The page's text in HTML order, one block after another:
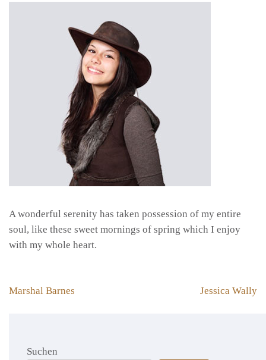
A wonderful serenity has taken possession of my entire
soul, like these sweet mornings of spring which I enjoy
with my whole heart.
Beitragsnavigation
Marshal Barnes Jessica Wally
Suchen